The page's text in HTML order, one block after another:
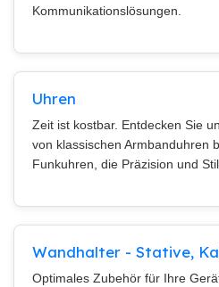
Kommunikationslösungen.
Uhren
Zeit ist kostbar. Entdecken Sie
von klassischen Armbanduhren
Funkuhren, die Präzision und
Wandhalter - Stative,
Optimales Zubehör für Ihre